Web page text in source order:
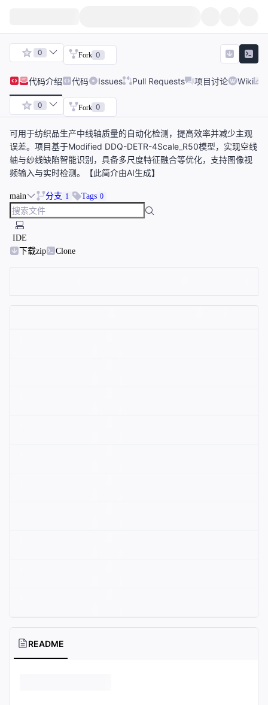
0 Fork 0
代码介绍 代码 Issues Pull Requests 项目讨论 Wiki
0 Fork 0
可用于纺织品生产中线轴质量的自动化检测，提高效率并减少主观
误差。项目基于Modified DDQ-DETR-4Scale_R50模型，实现空线
轴与纱线缺陷智能识别，具备多尺度特征融合等优化，支持图像视
频输入与实时检测。【此简介由AI生成】
main 分支 1 Tags 0
IDE
下载zip
Clone
README